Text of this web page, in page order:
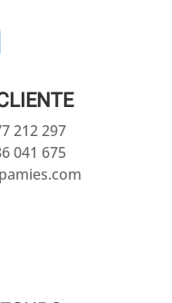
212 297
041 675